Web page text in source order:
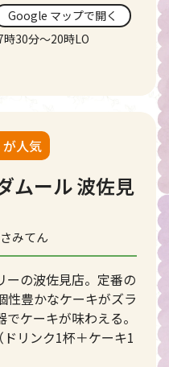
Google マップで開く
30分〜20時LO
人気
ムール 波佐見
みてん
ーの波佐見店。定番の
性豊かなケーキがズラ
ケーキが味わえる。
リンク1杯＋ケーキ1